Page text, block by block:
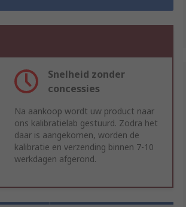
Snelheid zonder
concessies
Na aankoop wordt uw product naar
ons kalibratielab gestuurd. Zodra het
daar is aangekomen, worden de
kalibratie en verzending binnen 7-10
werkdagen afgerond.